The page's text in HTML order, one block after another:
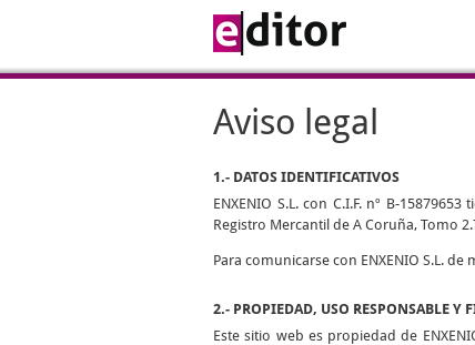
Aviso legal
1.- DATOS IDENTIFICATIVOS
ENXENIO S.L. con C.I.F. nº B-
Registro Mercantil de A Coruña, Tomo
Para comunicarse con ENXENIO S.L.
2.- PROPIEDAD, USO RESPONSABLE Y
Este sitio web es propiedad de